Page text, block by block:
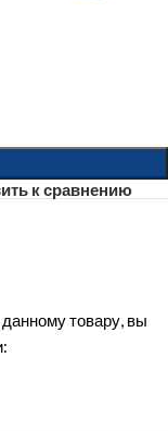
к сравнению
товару, вы